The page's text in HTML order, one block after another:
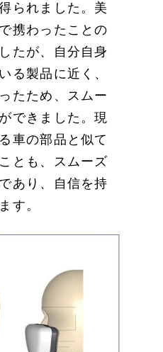
られました。美
携わったことの
たが、自分自身
る製品に近く、
たため、スムー
できました。現
車の部品と似て
とも、スムーズ
あり、自信を持
す。